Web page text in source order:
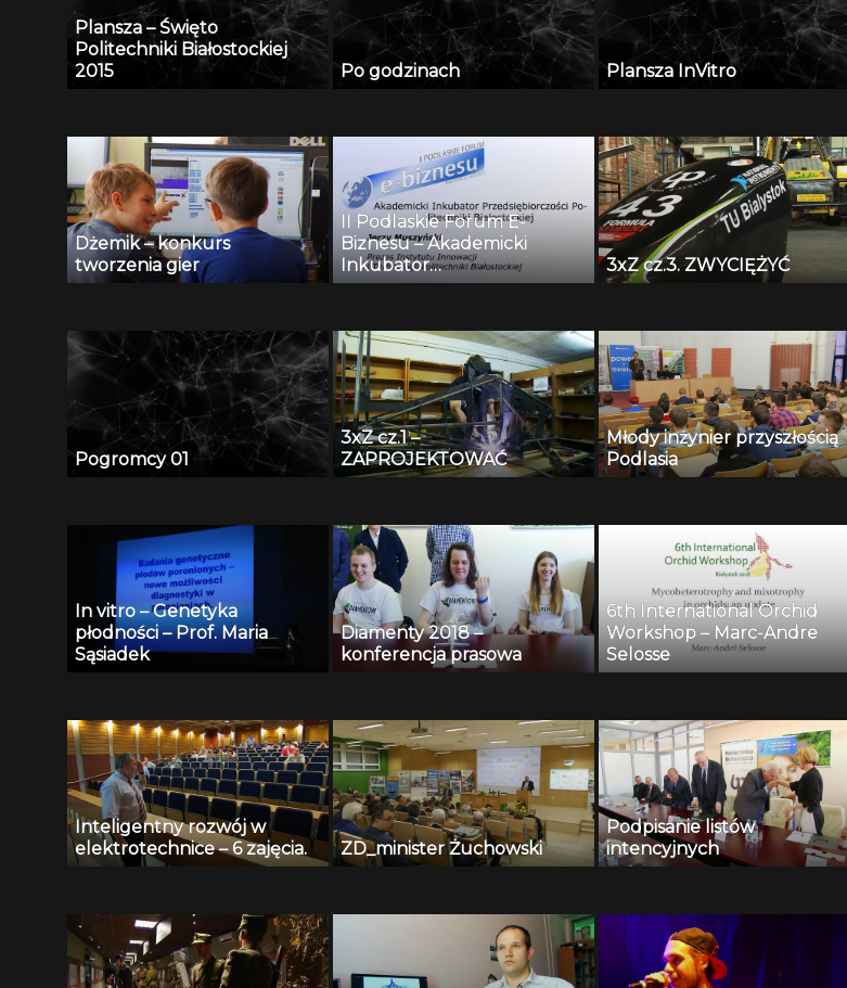
Plansza – Święto
Politechniki Białostockiej
2015
Po godzinach Plansza InVitro
Dżemik – konkurs
tworzenia gier
II Podlaskie Forum E-
Biznesu – Akademicki
Inkubator
Przedsiębiorczości
Jerzy Muszyński
3xZ cz.3. ZWYCIĘŻYĆ
Pogromcy 01
3xZ cz.1 –
ZAPROJEKTOWAĆ
Młody inżynier przyszłością
Podlasia
In vitro – Genetyka
płodności – Prof. Maria
Sąsiadek
Diamenty 2018 –
konferencja prasowa
6th International Orchid
Workshop – Marc-Andre
Selosse
Inteligentny rozwój w
elektrotechnice – 6 zajęcia.
ZD_minister Żuchowski
Podpisanie listów
intencyjnych